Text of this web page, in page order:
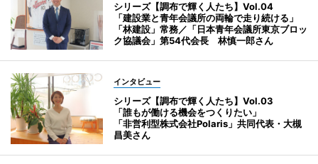
シリーズ【調布で輝く人たち】Vol.04
「建設業と青年会議所の両輪で走り続ける」
「林建設」常務／「日本青年会議所東京ブロッ
ク協議会」第54代会長 林慎一郎さん
インタビュー
シリーズ【調布で輝く人たち】Vol.03
「誰もが働ける機会をつくりたい」
「非営利型株式会社Polaris」共同代表・大槻
昌美さん